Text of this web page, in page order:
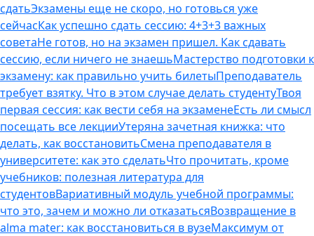
сдатьЭкзамены еще не скоро, но готовься уже
сейчасКак успешно сдать сессию: 4+3+3 важных
советаНе готов, но на экзамен пришел. Как сдавать
сессию, если ничего не знаешьМастерство подготовки к
экзамену: как правильно учить билетыПреподаватель
требует взятку. Что в этом случае делать студентуТвоя
первая сессия: как вести себя на экзаменеЕсть ли смысл
посещать все лекцииУтеряна зачетная книжка: что
делать, как восстановитьСмена преподавателя в
университете: как это сделатьЧто прочитать, кроме
учебников: полезная литература для
студентовВариативный модуль учебной программы:
что это, зачем и можно ли отказатьсяВозвращение в
alma mater: как восстановиться в вузеМаксимум от